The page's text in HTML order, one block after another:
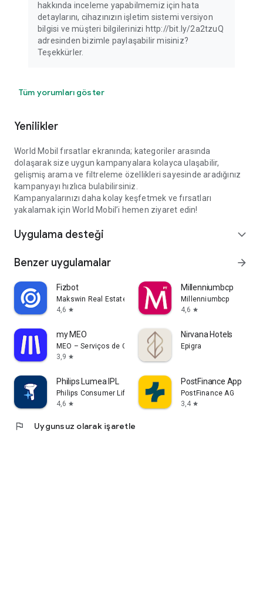
hakkında inceleme yapabilmemiz için hata
detaylarını, cihazınızın işletim sistemi versiyon
bilgisi ve müşteri bilgilerinizi http://bit.ly/2a2tzuQ
adresinden bizimle paylaşabilir misiniz?
Teşekkürler.
Tüm yorumları göster
Yenilikler
World Mobil fırsatlar ekranında; kategoriler arasında
dolaşarak size uygun kampanyalara kolayca ulaşabilir,
gelişmiş arama ve filtreleme özellikleri sayesinde aradığınız
kampanyayı hızlıca bulabilirsiniz.
Kampanyalarınızı daha kolay keşfetmek ve fırsatları
yakalamak için World Mobil’i hemen ziyaret edin!
Uygulama desteği expand_more
Benzer uygulamalar arrow_forward
Fizbot
Makswin Real Estate Technologies
4,6 star
Millenniumbcp
Millenniumbcp
4,6 star
my MEO
MEO – Serviços de Comunicações e Multimédia, S.A.
3,9 star
Nirvana Hotels
Epigra
Philips Lumea IPL
Philips Consumer Lifestyle B.V.
4,6 star
PostFinance App
PostFinance AG
3,4 star
flag Uygunsuz olarak işaretle